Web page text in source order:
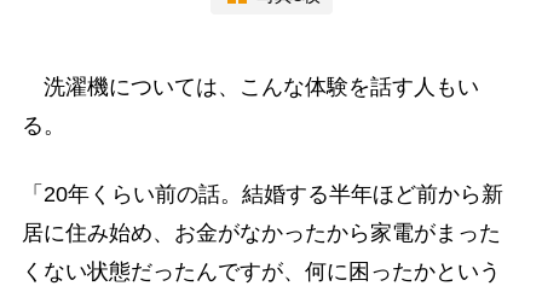
洗濯機については、こんな体験を話す人もい
る。
「20年くらい前の話。結婚する半年ほど前から新
居に住み始め、お金がなかったから家電がまった
くない状態だったんですが、何に困ったかという